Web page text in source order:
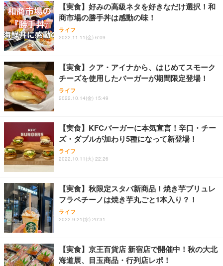
レスト 3Dヘッドレスト ハンガー付き 高反発クッシ
ョン PCチェア 通気性メッシュ ゲーミング/勉強/事
務用 おしゃれ パソコンチェア (ホワイト)
￥7,680
ANDWINT オフィスチェア デスクチェア 肘なし メ
ト 幅52×奥行58.5×高さ84～96cm テレワーク 在宅
勤務 ブラック
￥4,139
応 ComfortView ビジネス向け
￥15,800
【MiniLED/24.5inch/280Hz/FHD】GRAPHT THE S
像低減 (3年保証 | 輝点保証 | 日本メーカー)
￥34,980
￥3,670
アイリスオーヤマ ペットシーツ 超厚型 お徳用 レギ
￥3,731
【実食】好みの高級ネタを好きなだけ選択！和
商市場の勝手丼は感動の味！
ライフ
2022.11.11(金) 6:09
【実食】クア・アイナから、はじめてスモーク
チーズを使用したバーガーが期間限定登場！
ライフ
2022.10.14(金) 15:49
【実食】KFCバーガーに本気宣言！辛口・チー
ズ・ダブルが加わり5種になって新登場！
ライフ
2022.10.11(火) 22:26
【実食】秋限定スタバ新商品！焼き芋ブリュレ
フラペチーノは焼き芋丸ごと1本入り？！
ライフ
2022.9.21(水) 20:31
【実食】京王百貨店 新宿店で開催中！秋の大北
海道展、目玉商品・行列店レポ！